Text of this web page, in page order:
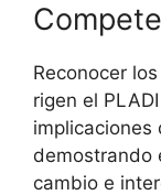
Reconocer
rigen el
implicaciones
demostrando
cambio e